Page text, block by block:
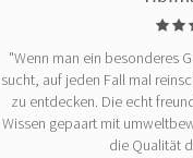
"Wenn man ein besonderes
sucht, auf jeden Fall mal
zu entdecken. Die echt
Wissen gepaart mit
die Qualität